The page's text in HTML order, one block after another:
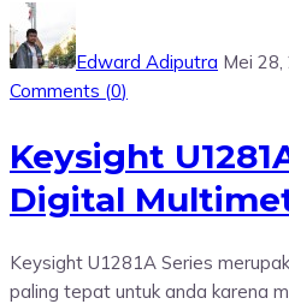
Edward Adiputra Mei 28,
Comments (0)
Keysight
Digital
Keysight U1281A Series
paling tepat untuk anda karena